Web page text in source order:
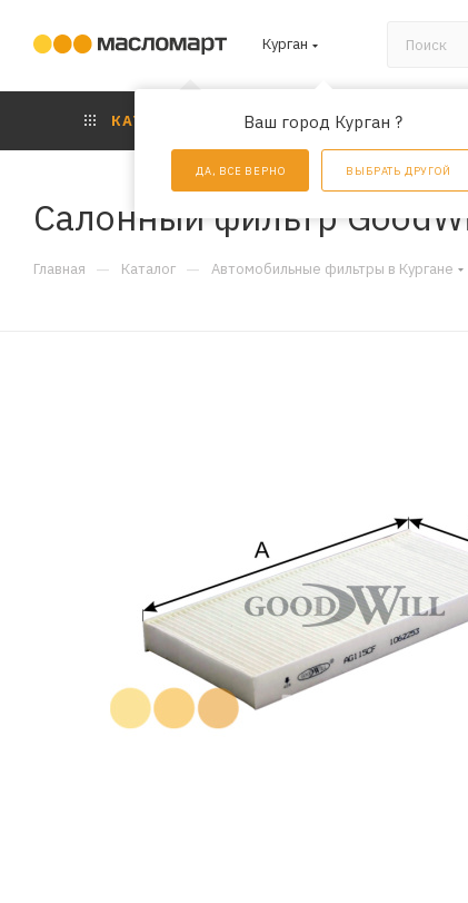
Курган
Ваш город Курган ?
ДА, ВСЕ ВЕРНО ВЫБРАТЬ ДРУГОЙ
КАТАЛОГ АКЦИИ
Салонный фильтр
Главная — Каталог — Автомобильные фильтры в Кургане